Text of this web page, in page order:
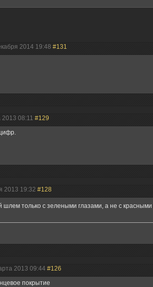
2014 19:48 #131
2013 08:11 #129
2013 19:32 #128
шлем только с зелеными глазами, а не с красными
2013 09:44 #126
покрытие